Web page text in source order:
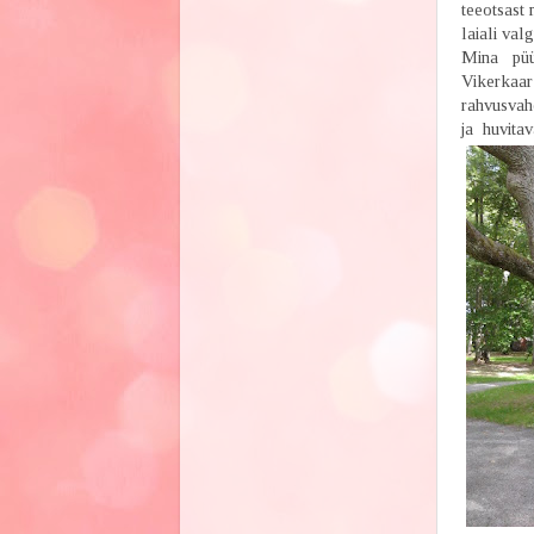
teeotsast
laiali
Mina
ja